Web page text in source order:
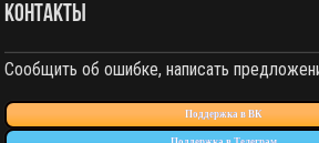
КОНТАКТЫ
Сообщить об ошибке, написать
Поддержка в ВК